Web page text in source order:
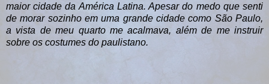
maior cidade da América Latina. Apesar do medo que senti
de morar sozinho em uma grande cidade como São Paulo,
a vista de meu quarto me acalmava, além de me instruir
sobre os costumes do paulistano.